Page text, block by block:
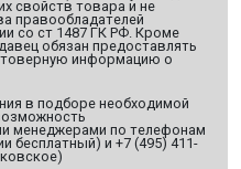
свойств товара и не
правообладателей
со ст 1487 ГК РФ. Кроме
обязан предоставлять
информацию о
в подборе необходимой
менеджерами по телефонам
бесплатный) и +7 (495) 411-